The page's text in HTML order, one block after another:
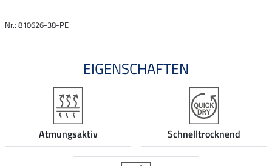
Nr.: 810626-38-PE
EIGENSCHAFTEN
Atmungsaktiv Schnelltrocknend